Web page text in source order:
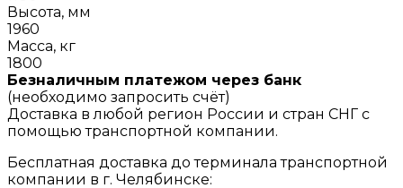
Высота, мм
1960
Масса, кг
1800
Безналичным платежом через банк
(необходимо запросить счёт)
Доставка в любой регион России и стран СНГ с
помощью транспортной компании.
Бесплатная доставка до терминала транспортной
компании в г. Челябинске: